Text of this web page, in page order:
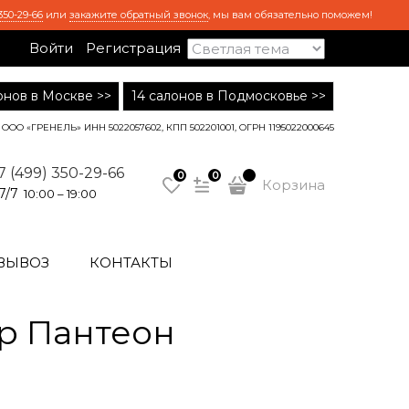
29-66 или закажите обратный звонок, мы вам обязательно поможем!
Войти Регистрация
в Москве >> 14 салонов в Подмосковье >>
ООО «ГРЕНЕЛЬ» ИНН 5022057602, КПП 502201001, ОГРН 1195022000645
(499) 350-29-66
7 10:00 – 19:00
0 0
Корзина
КОНТАКТЫ
Пантеон